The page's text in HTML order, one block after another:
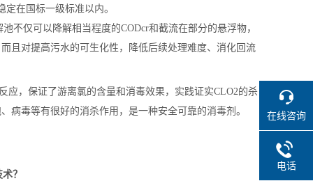
在国标一级标准以内。
不仅可以降解相当程度的CODcr和截流在部分的悬浮物，
且对提高污水的可生化性，降低后续处理难度、消化回流
应，保证了游离氯的含量和消毒效果，实践证实CLO2的杀
病毒等有很好的消杀作用，是一种安全可靠的消毒剂。
？
在线咨询
电话